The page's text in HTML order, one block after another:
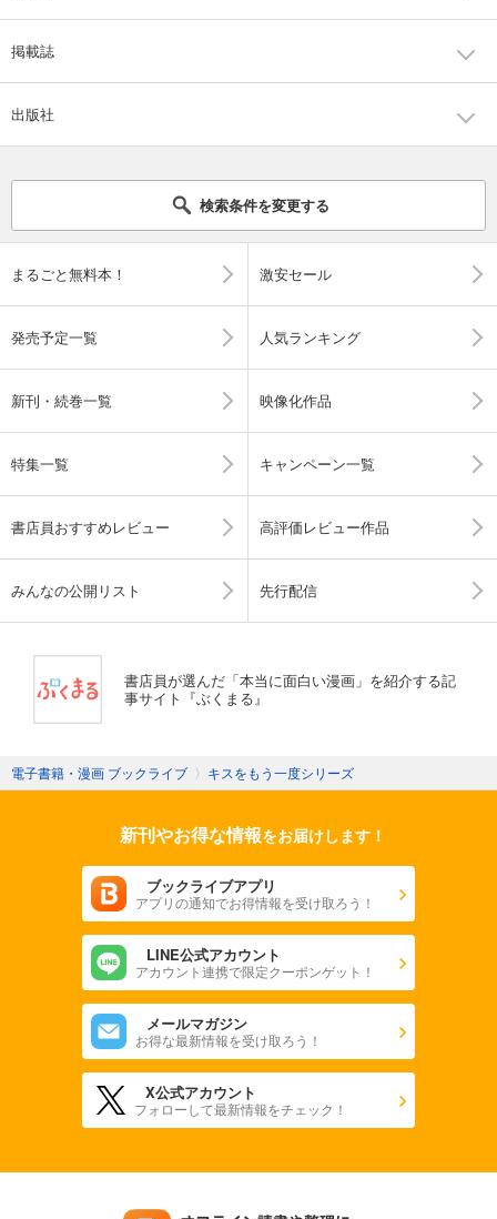
掲載誌
出版社
検索条件を変更する
まるごと無料本！ 激安セール
発売予定一覧 人気ランキング
新刊・続巻一覧 映像化作品
特集一覧 キャンペーン一覧
書店員おすすめレビュー 高評価レビュー作品
みんなの公開リスト 先行配信
書店員が選んだ「本当に面白い漫画」を紹介する記
事サイト『ぶくまる』
電子書籍・漫画 ブックライブ 〉 キスをもう一度シリーズ
新刊やお得な情報をお届けします！
ブックライブアプリ
アプリの通知でお得情報を受け取ろう！
LINE公式アカウント
アカウント連携で限定クーポンゲット！
メールマガジン
お得な最新情報を受け取ろう！
X公式アカウント
フォローして最新情報をチェック！